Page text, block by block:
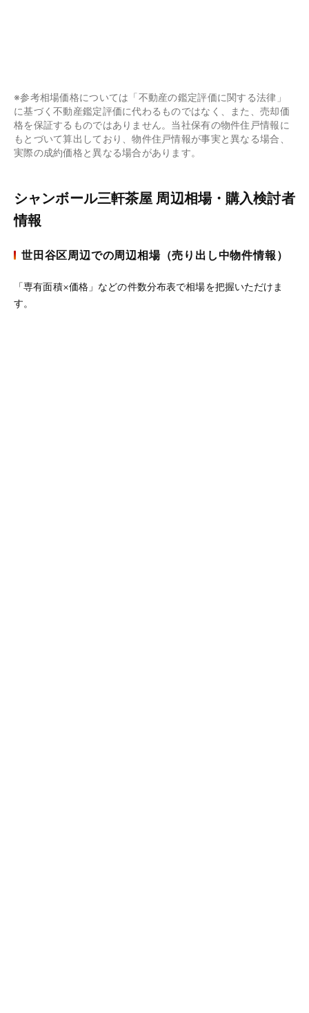
※参考相場価格については「不動産の鑑定評価に関する法律」
に基づく不動産鑑定評価に代わるものではなく、また、売却価
格を保証するものではありません。当社保有の物件住戸情報に
もとづいて算出しており、物件住戸情報が事実と異なる場合、
実際の成約価格と異なる場合があります。
シャンボール三軒茶屋 周辺相場・購入検討者
情報
世田谷区周辺での周辺相場（売り出し中物件情報）
「専有面積×価格」などの件数分布表で相場を把握いただけま
す。